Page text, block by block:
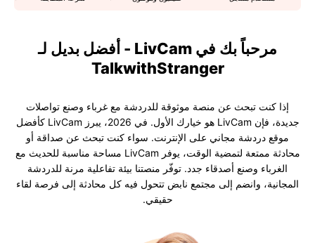
مرحباً بك في LivCam - أفضل بديل لـ
TalkwithStranger
إذا كنت تبحث عن منصة موثوقة للدردشة مع غرباء وصنع تواصلات
جديدة، فإن LivCam هو خيارك الأول. في 2026، يبرز LivCam كأفضل
موقع دردشة مجاني على الإنترنت. سواء كنت تبحث عن صداقة أو
محادثة ممتعة لتمضية الوقت، يوفر LivCam مساحة مناسبة للحديث مع
الغرباء وصنع أصدقاء جدد. توفّر منصتنا بيئة تفاعلية مرنة للدردشة
المجانية، وانضم إلى مجتمع نابض تتحول فيه كل محادثة إلى فرصة لقاء
حقيقي.